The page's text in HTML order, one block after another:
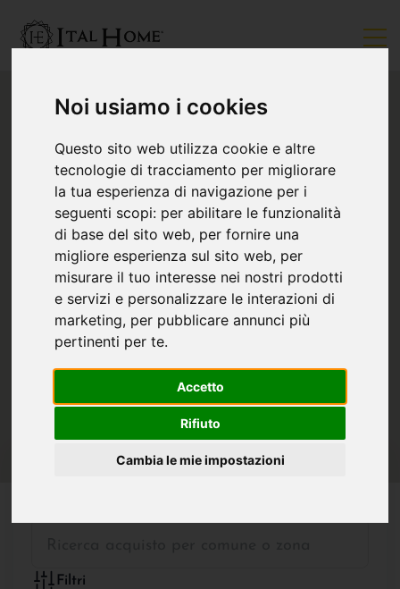
Noi usiamo i cookies
Questo sito web utilizza cookie e altre
tecnologie di tracciamento per migliorare
la tua esperienza di navigazione per i
seguenti scopi: per abilitare le funzionalità
di base del sito web, per fornire una
migliore esperienza sul sito web, per
misurare il tuo interesse nei nostri prodotti
e servizi e personalizzare le interazioni di
marketing, per pubblicare annunci più
pertinenti per te.
Accetto
Rifiuto
Cambia le mie impostazioni
Filtri